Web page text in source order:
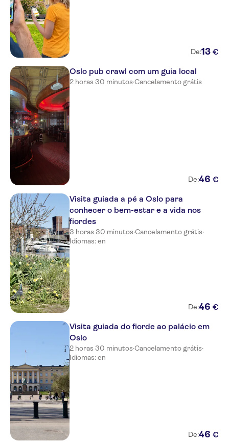
First Hotel Millennium
Herregards Huset Hotell
Comfort Hotel Karl Johan
Villa Inkognito
The Tiger
Thon Hotel Vika Atrium
Thon Hotel Panorama
Thon Hotel Astoria
Comfort Hotel Xpress Central
Hotel Bristol
Hotel Christiania Teater
Hotel Continental Oslo
Thon Hotel Europa
Grand Hotel Oslo by Scandic
Park Inn by Radisson Oslo
Oslo Guldsmeden -
Guldsmeden Hotels
Karl Johans Gate 35
Scandic Holberg
Thon Hotel Rosenkrantz Oslo
Camillas Hus
Hotell Bondeheimen
Smarthotel Oslo
De:13 €
Oslo pub crawl com um guia local
2 horas 30 minutos·Cancelamento grátis
De:46 €
Visita guiada a pé a Oslo para
conhecer o bem-estar e a vida nos
fiordes
3 horas 30 minutos·Cancelamento grátis·
Idiomas: en
De:46 €
Visita guiada do fiorde ao palácio em
Oslo
2 horas 30 minutos·Cancelamento grátis·
Idiomas: en
De:46 €